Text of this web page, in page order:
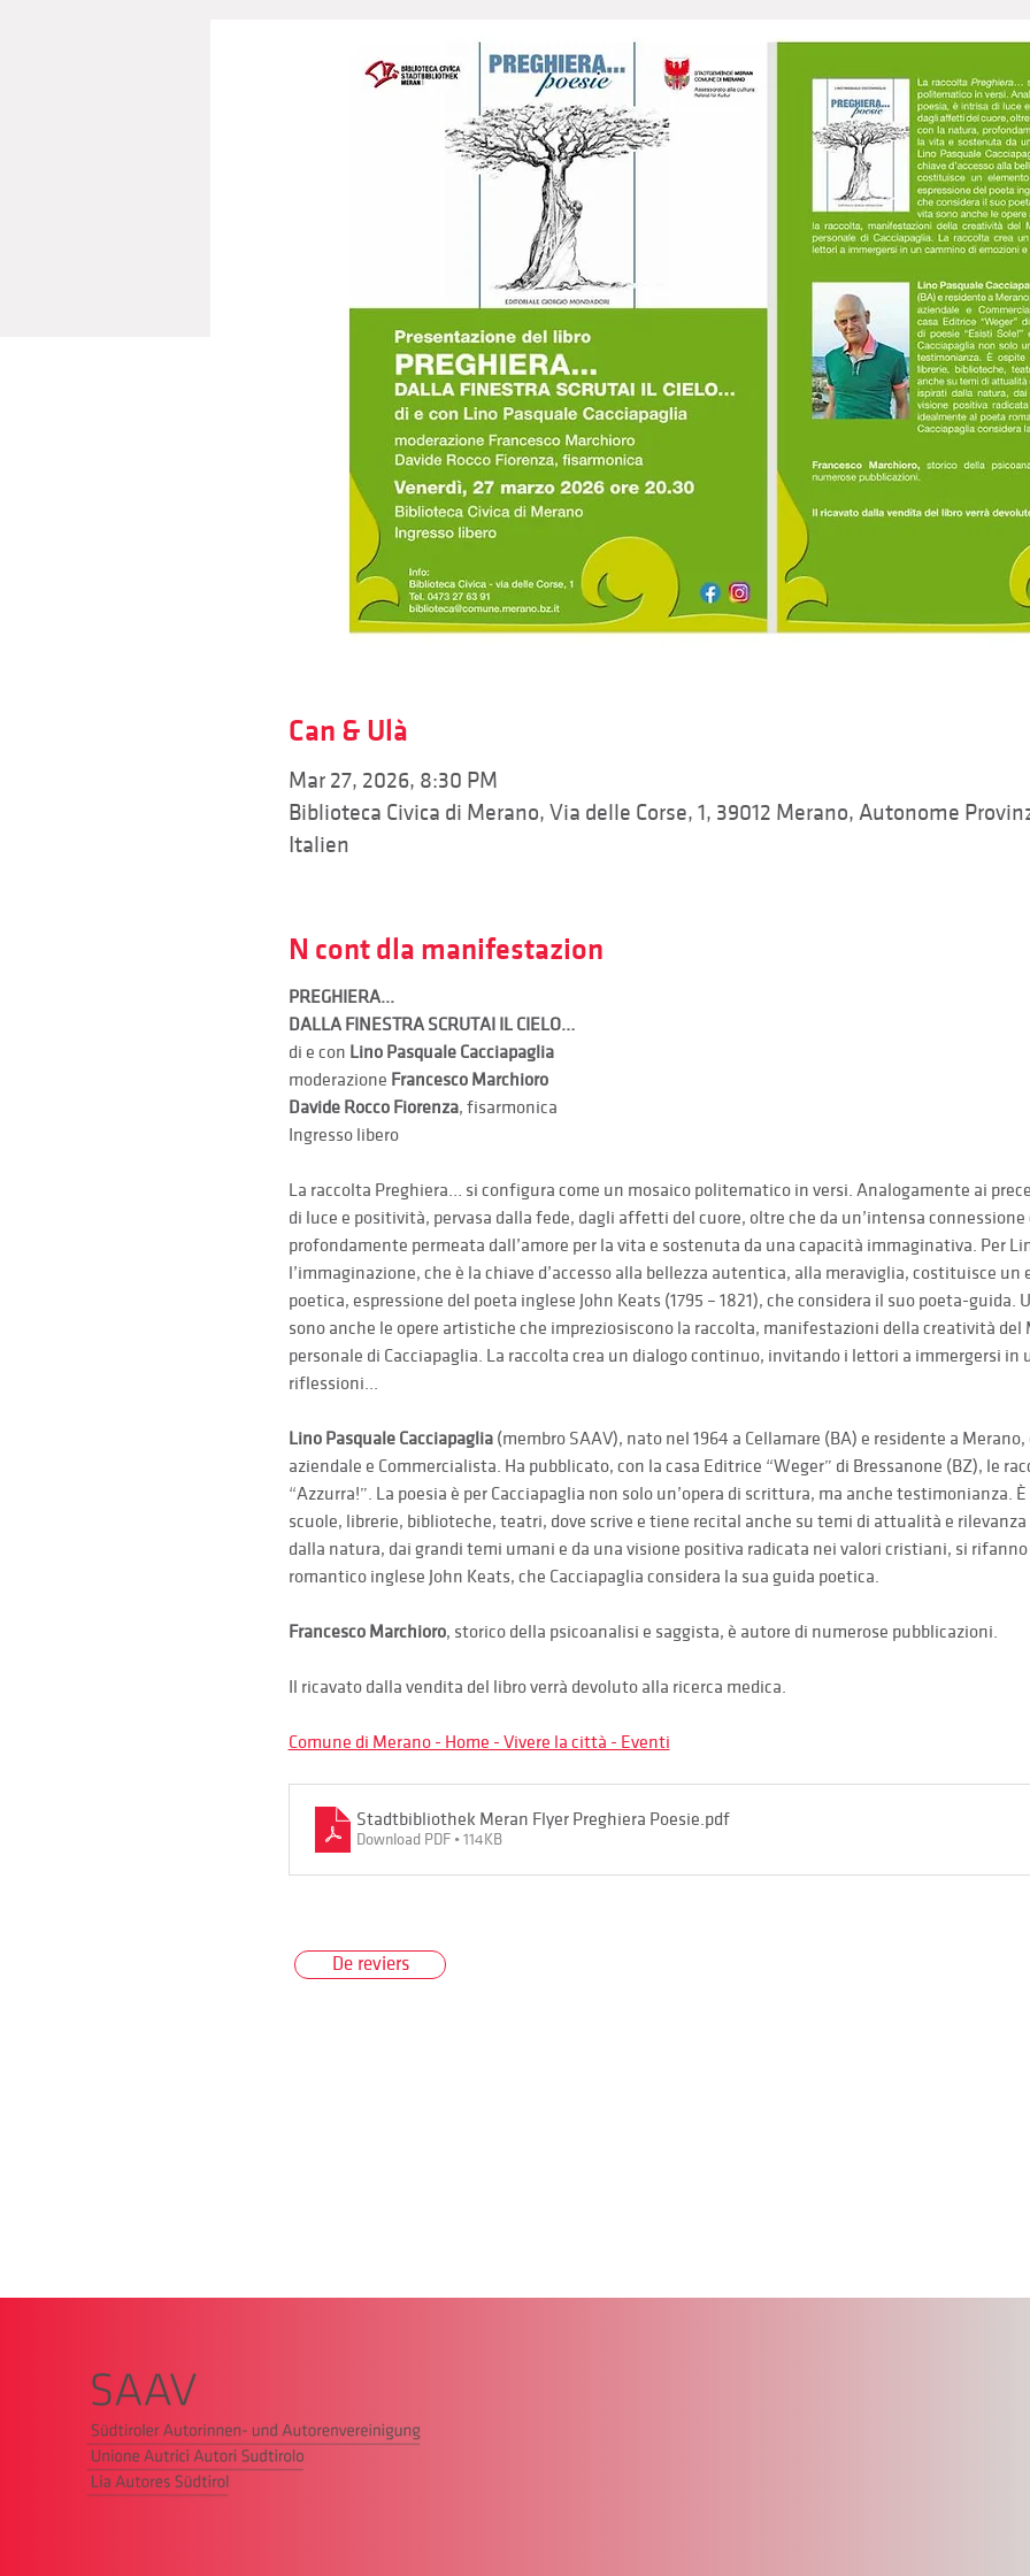
Can & Ulà
Mar 27, 2026, 8:30 PM
Biblioteca Civica di Merano, Via delle Corse, 1, 39012 Merano, Autonome
Italien
N cont dla manifestazion
PREGHIERA...
DALLA FINESTRA SCRUTAI IL CIELO…
di e con Lino Pasquale Cacciapaglia
moderazione Francesco Marchioro
Davide Rocco Fiorenza, fisarmonica
Ingresso libero
La raccolta Preghiera… si configura come un mosaico politematico in versi. Analogamente ai
di luce e positività, pervasa dalla fede, dagli affetti del cuore, oltre che da un’intensa
profondamente permeata dall’amore per la vita e sostenuta da una capacità immaginativa. Per
l’immaginazione, che è la chiave d’accesso alla bellezza autentica, alla meraviglia, costituisce
poetica, espressione del poeta inglese John Keats (1795 – 1821), che considera il suo poeta-
sono anche le opere artistiche che impreziosiscono la raccolta, manifestazioni della creatività del
personale di Cacciapaglia. La raccolta crea un dialogo continuo, invitando i lettori a immergersi in
riflessioni...
Lino Pasquale Cacciapaglia (membro SAAV), nato nel 1964 a Cellamare (BA) e residente a
aziendale e Commercialista. Ha pubblicato, con la casa Editrice “Weger” di Bressanone (BZ), le
“Azzurra!”. La poesia è per Cacciapaglia non solo un’opera di scrittura, ma anche
scuole, librerie, biblioteche, teatri, dove scrive e tiene recital anche su temi di attualità e
dalla natura, dai grandi temi umani e da una visione positiva radicata nei valori cristiani, si
romantico inglese John Keats, che Cacciapaglia considera la sua guida poetica.
Francesco Marchioro, storico della psicoanalisi e saggista, è autore di numerose pubblicazioni.
Il ricavato dalla vendita del libro verrà devoluto alla ricerca medica.
Comune di Merano - Home - Vivere la città - Eventi
Stadtbibliothek Meran Flyer Preghiera Poesie.pdf
Download PDF • 114KB
De reviers